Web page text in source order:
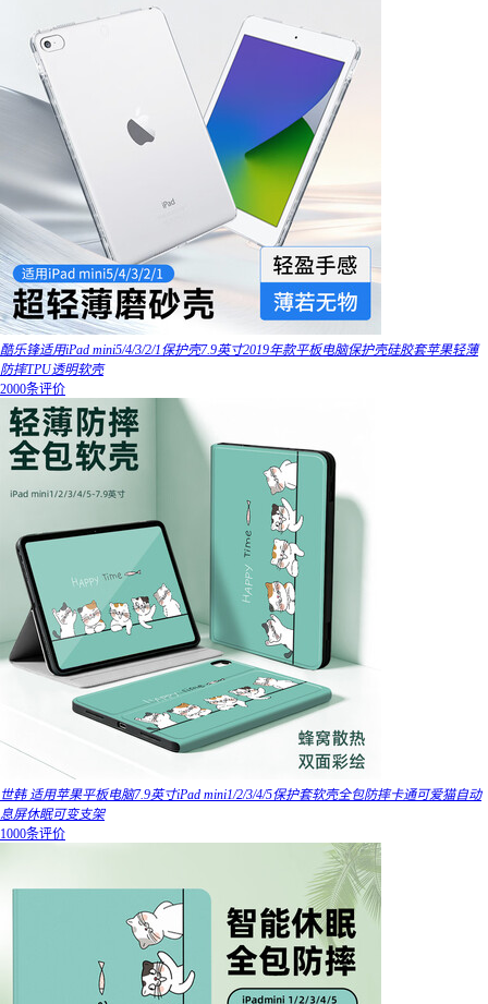
酷乐锋适用iPad mini5/4/3/2/1保护壳7.9英寸2019年款平板电脑保护壳硅胶套苹果轻薄
防摔TPU透明软壳
2000条评价
世韩 适用苹果平板电脑7.9英寸iPad mini1/2/3/4/5保护套软壳全包防摔卡通可爱猫自动
息屏休眠可变支架
1000条评价